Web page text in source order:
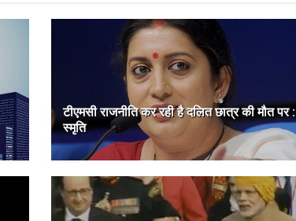
टीएमसी राजनीति कर रही है दलित छात्र की मौत पर :
स्मृति